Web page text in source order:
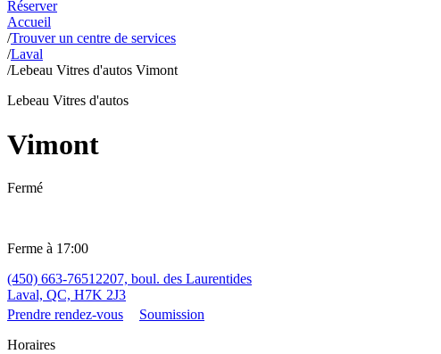
Réserver
Accueil
/Trouver un centre de services
/Laval
/Lebeau Vitres d'autos Vimont
Lebeau Vitres d'autos
Vimont
Fermé
Ferme à 17:00
(450) 663-7651 2207, boul. des Laurentides
Laval, QC, H7K 2J3
Prendre rendez-vous
Soumission
Horaires